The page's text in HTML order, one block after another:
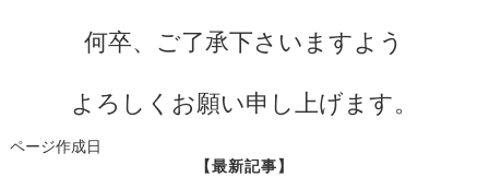
何卒、ご了承下さいますよう
よろしくお願い申し上げます。
ページ作成日
【最新記事】